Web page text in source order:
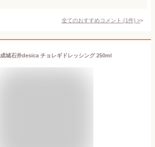
全てのおすすめコメント (1件) >
成城石井desica チョレギドレッシング 250ml